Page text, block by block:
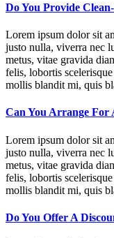
Do You Provide
Lorem ipsum dolor sit
justo nulla, viverra nec
metus, vitae gravida
felis, lobortis
mollis blandit mi, quis
Can You Arrange
Lorem ipsum dolor sit
justo nulla, viverra nec
metus, vitae gravida
felis, lobortis
mollis blandit mi, quis
Do You Offer A